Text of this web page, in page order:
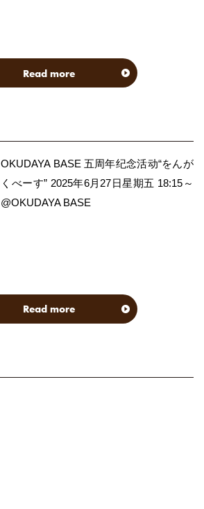
Read more
OKUDAYA BASE 五周年纪念活动“をんが
くべーす” 2025年6月27日星期五 18:15～
@OKUDAYA BASE
Read more